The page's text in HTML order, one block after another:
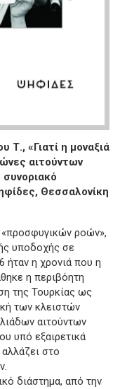
Τ., «Γιατί η μοναξιά
αιτούντων
Θεσσαλονίκη
ροών»,
υποδοχής σε
ήταν η χρονιά που η
η περιβόητη
της Τουρκίας ως
των κλειστών
αιτούντων
υπό εξαιρετικά
στο
διάστημα, από την